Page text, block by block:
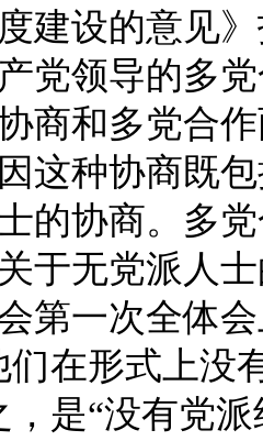
建设的意见
党领导的多
商和多党合
这种协商既
的协商。多
于无党派人
第一次全体
们在形式上没
，是“没有党